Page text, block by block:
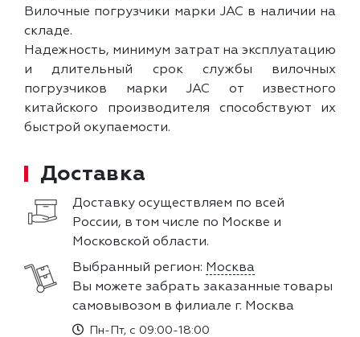
Вилочные погрузчики марки JAC в наличии на
складе.
Надежность, минимум затрат на эксплуатацию
и длительный срок службы вилочных
погрузчиков марки JAC от известного
китайского производителя способствуют их
быстрой окупаемости.
Доставка
Доставку осуществляем по всей
России, в том числе по Москве и
Московской области.
Выбранный регион: Москва
Вы можете забрать заказанные товары
самовывозом в филиале г. Москва
Пн-Пт, с 09:00-18:00